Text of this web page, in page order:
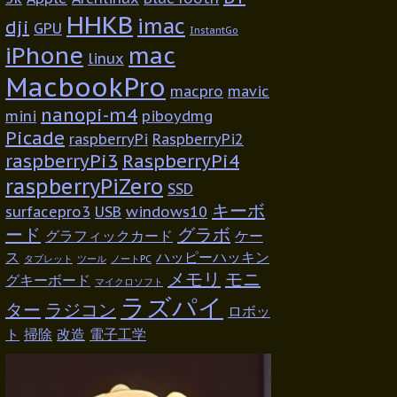
dji GPU HHKB imac InstantGo
iPhone linux mac
MacbookPro macpro mavic
mini nanopi-m4 piboydmg
Picade raspberryPi RaspberryPi2
raspberryPi3 RaspberryPi4
raspberryPiZero SSD
surfacepro3 USB windows10 キーボ
ード グラフィックカード グラボ ケー
ス タブレット ツール ノートPC ハッピーハッキン
グキーボード マイクロソフト メモリ モニ
ター ラジコン ラズパイ
ロボッ
ト 掃除 改造 電子工学